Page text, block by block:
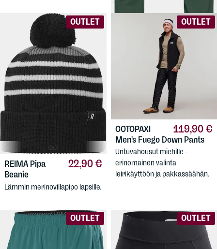
OUTLET
22,90 €
REIMAPipa
Beanie
Lämmin merinovillapipo lapsille.
OUTLET
119,90 €
COTOPAXI
Men's Fuego Down Pants
Untuvahousut miehille -
erinomainen valinta
leirikäyttöön ja pakkassäähän.
OUTLET OUTLET